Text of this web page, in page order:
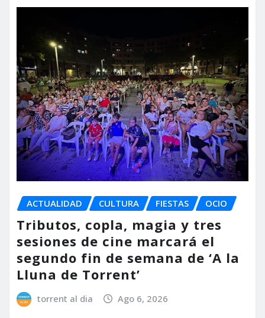
ACTUALIDAD CULTURA FIESTAS OCIO
Tributos, copla, magia y tres
sesiones de cine marcará el
segundo fin de semana de ‘A la
Lluna de Torrent’
torrent al dia Ago 6, 2026